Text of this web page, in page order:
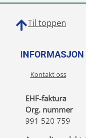
Til toppen
INFORMASJON
Kontakt oss
EHF-faktura
Org. nummer
991 520 759